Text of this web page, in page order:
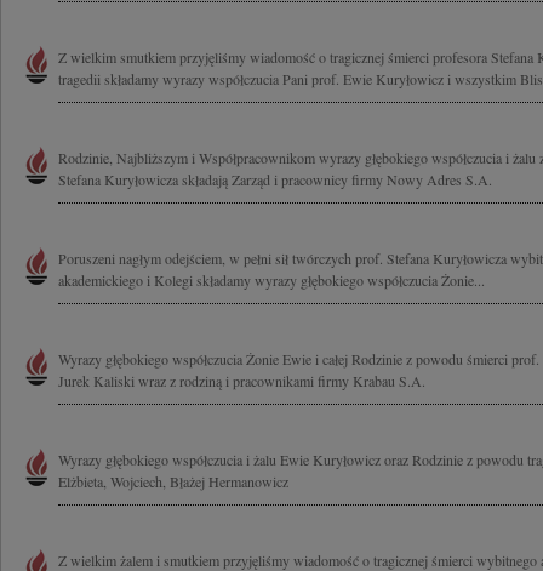
Z wielkim smutkiem przyjęliśmy wiadomość o tragicznej śmierci profesora
tragedii składamy wyrazy współczucia Pani prof. Ewie Kuryłowicz i wszystkim
Rodzinie, Najbliższym i Współpracownikom wyrazy głębokiego współczucia i
Stefana Kuryłowicza składają Zarząd i pracownicy firmy Nowy Adres S.A.
Poruszeni nagłym odejściem, w pełni sił twórczych prof. Stefana Kuryłowicza
akademickiego i Kolegi składamy wyrazy głębokiego współczucia Żonie...
Wyrazy głębokiego współczucia Żonie Ewie i całej Rodzinie z powodu śmierci prof.
Jurek Kaliski wraz z rodziną i pracownikami firmy Krabau S.A.
Wyrazy głębokiego współczucia i żalu Ewie Kuryłowicz oraz Rodzinie z powodu
Elżbieta, Wojciech, Błażej Hermanowicz
Z wielkim żalem i smutkiem przyjęliśmy wiadomość o tragicznej śmierci wybitnego